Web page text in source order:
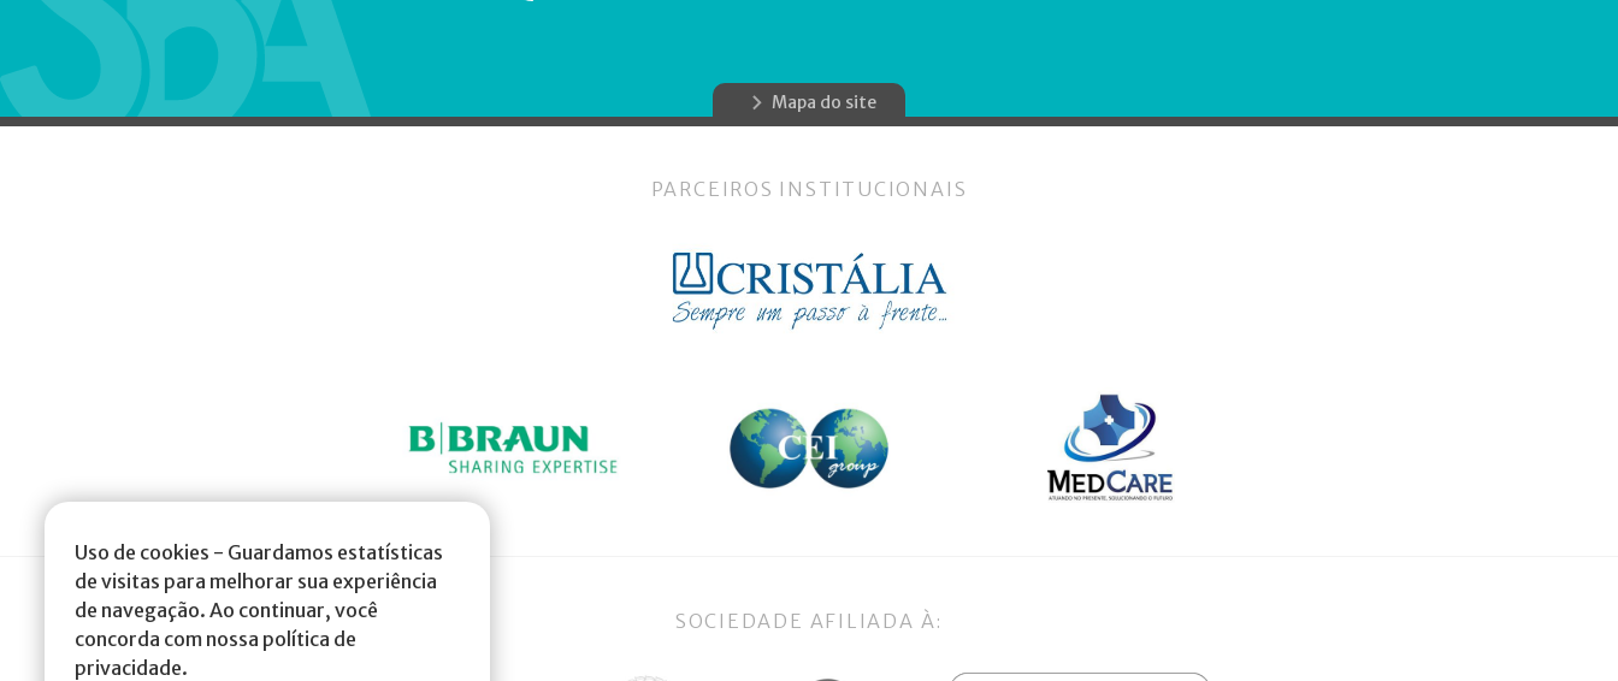
Uso de cookies - Guardamos estatísticas
de visitas para melhorar sua experiência
de navegação. Ao continuar, você
concorda com nossa política de
privacidade.
Mapa do site
PARCEIROS INSTITUCIONAIS
SOCIEDADE AFILIADA À: